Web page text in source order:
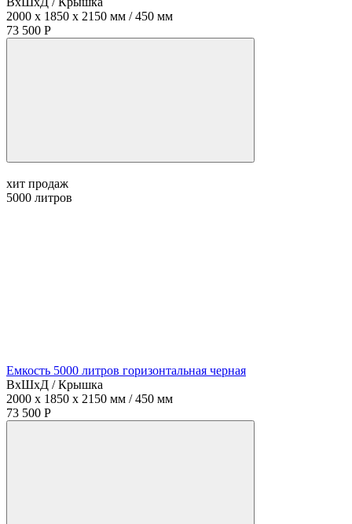
2000 x 1850 x 2150 мм / 450 мм
73 500 Р
хит продаж
5000 литров
Емкость 5000 литров горизонтальная черная
ВхШхД / Крышка
2000 x 1850 x 2150 мм / 450 мм
73 500 Р